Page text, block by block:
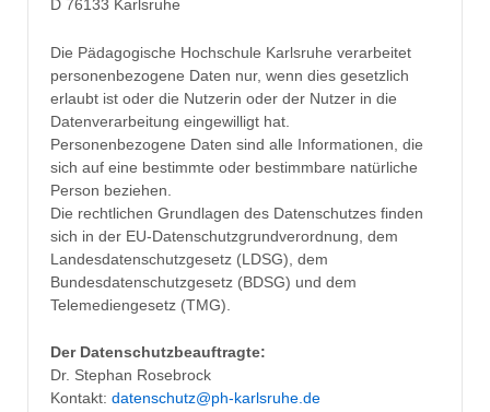
D 76133 Karlsruhe
Die Pädagogische Hochschule Karlsruhe verarbeitet
personenbezogene Daten nur, wenn dies gesetzlich
erlaubt ist oder die Nutzerin oder der Nutzer in die
Datenverarbeitung eingewilligt hat.
Personenbezogene Daten sind alle Informationen, die
sich auf eine bestimmte oder bestimmbare natürliche
Person beziehen.
Die rechtlichen Grundlagen des Datenschutzes finden
sich in der EU-Datenschutzgrundverordnung, dem
Landesdatenschutzgesetz (LDSG), dem
Bundesdatenschutzgesetz (BDSG) und dem
Telemediengesetz (TMG).
Der Datenschutzbeauftragte:
Dr. Stephan Rosebrock
Kontakt: datenschutz@ph-karlsruhe.de